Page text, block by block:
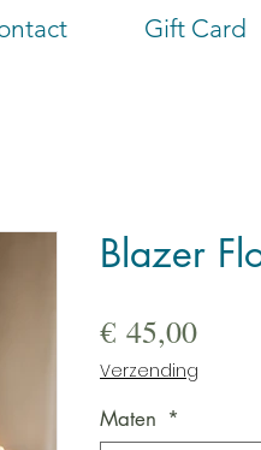
Gift Card
Blazer
€ 45,00Prijs
Verzending
Maten *